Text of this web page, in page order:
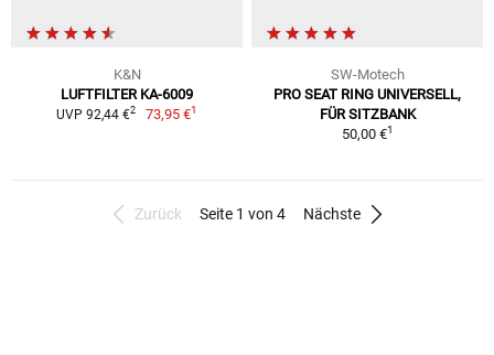
K&N
LUFTFILTER KA-6009
UVP 92,44 €2 73,95 €1
SW-Motech
PRO SEAT RING UNIVERSELL,
FÜR SITZBANK
50,00 €1
Zurück Seite 1 von 4 Nächste